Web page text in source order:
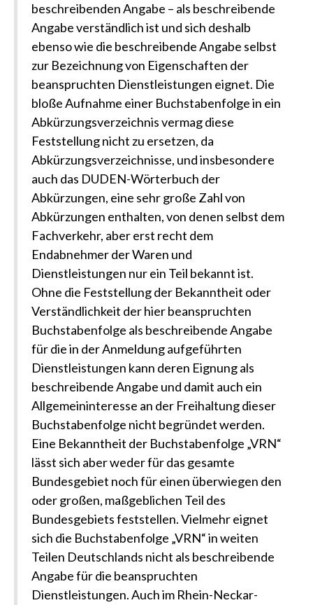
beschreibenden Angabe – als beschreibende
Angabe verständlich ist und sich deshalb
ebenso wie die beschreibende Angabe selbst
zur Bezeichnung von Eigenschaften der
beanspruchten Dienstleistungen eignet. Die
bloße Aufnahme einer Buchstabenfolge in ein
Abkürzungsverzeichnis vermag diese
Feststellung nicht zu ersetzen, da
Abkürzungsverzeichnisse, und insbesondere
auch das DUDEN-Wörterbuch der
Abkürzungen, eine sehr große Zahl von
Abkürzungen enthalten, von denen selbst dem
Fachverkehr, aber erst recht dem
Endabnehmer der Waren und
Dienstleistungen nur ein Teil bekannt ist.
Ohne die Feststellung der Bekanntheit oder
Verständlichkeit der hier beanspruchten
Buchstabenfolge als beschreibende Angabe
für die in der Anmeldung aufgeführten
Dienstleistungen kann deren Eignung als
beschreibende Angabe und damit auch ein
Allgemeininteresse an der Freihaltung dieser
Buchstabenfolge nicht begründet werden.
Eine Bekanntheit der Buchstabenfolge „VRN“
lässt sich aber weder für das gesamte
Bundesgebiet noch für einen überwiegen den
oder großen, maßgeblichen Teil des
Bundesgebiets feststellen. Vielmehr eignet
sich die Buchstabenfolge „VRN“ in weiten
Teilen Deutschlands nicht als beschreibende
Angabe für die beanspruchten
Dienstleistungen. Auch im Rhein-Neckar-